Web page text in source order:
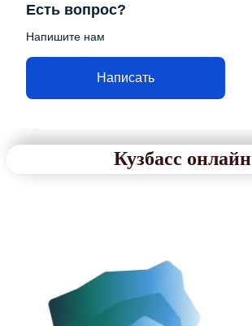
Есть вопрос?
Напишите нам
Написать
Кузбасс онлайн